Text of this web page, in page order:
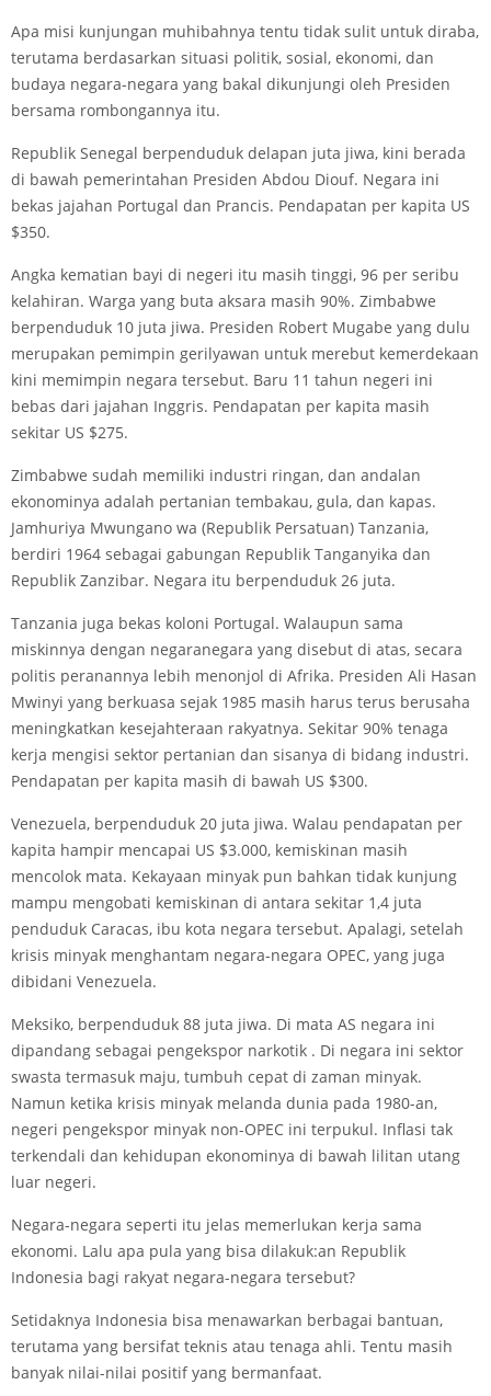
Apa misi kunjungan muhibahnya tentu tidak sulit untuk diraba,
terutama berdasarkan situasi politik, sosial, ekonomi, dan
budaya negara-negara yang bakal dikunjungi oleh Presiden
bersama rombongannya itu.
Republik Senegal berpenduduk delapan juta jiwa, kini berada
di bawah pemerintahan Presiden Abdou Diouf. Negara ini
bekas jajahan Portugal dan Prancis. Pendapatan per kapita US
$350.
Angka kematian bayi di negeri itu masih tinggi, 96 per seribu
kelahiran. Warga yang buta aksara masih 90%. Zimbabwe
berpenduduk 10 juta jiwa. Presiden Robert Mugabe yang dulu
merupakan pemimpin gerilyawan untuk merebut kemerdekaan
kini memimpin negara tersebut. Baru 11 tahun negeri ini
bebas dari jajahan Inggris. Pendapatan per kapita masih
sekitar US $275.
Zimbabwe sudah memiliki industri ringan, dan andalan
ekonominya adalah pertanian tembakau, gula, dan kapas.
Jamhuriya Mwungano wa (Republik Persatuan) Tanzania,
berdiri 1964 sebagai gabungan Republik Tanganyika dan
Republik Zanzibar. Negara itu berpenduduk 26 juta.
Tanzania juga bekas koloni Portugal. Walaupun sama
miskinnya dengan negara­negara yang disebut di atas, secara
politis peranannya lebih menonjol di Afrika. Presiden Ali Hasan
Mwinyi yang berkuasa sejak 1985 masih harus terus berusaha
meningkatkan kesejahteraan rakyatnya. Sekitar 90% tenaga
kerja mengisi sektor pertanian dan sisanya di bidang industri.
Pendapatan per kapita masih di bawah US $300.
Venezuela, berpenduduk 20 juta jiwa. Walau pendapatan per
kapita hampir mencapai US $3.000, kemiskinan masih
mencolok mata. Kekayaan minyak pun bahkan tidak kunjung
mampu mengobati kemiskinan di antara sekitar 1,4 juta
penduduk Caracas, ibu kota negara tersebut. Apalagi, setelah
krisis minyak menghantam negara-negara OPEC, yang juga
dibidani Venezuela.
Meksiko, berpenduduk 88 juta jiwa. Di mata AS negara ini
dipandang sebagai pengekspor narkotik . Di negara ini sektor
swasta termasuk maju, tumbuh cepat di zaman minyak.
Namun ketika krisis minyak melanda dunia pada 1980-an,
negeri pengekspor minyak non-OPEC ini terpukul. Inflasi tak
terkendali dan kehidupan ekonominya di bawah lilitan utang
luar negeri.
Negara-negara seperti itu jelas memerlukan kerja sama
ekonomi. Lalu apa pula yang bisa dilakuk:an Republik
Indonesia bagi rakyat negara-negara tersebut?
Setidaknya Indonesia bisa menawarkan berbagai bantuan,
terutama yang bersifat teknis atau tenaga ahli. Tentu masih
banyak nilai-nilai positif yang bermanfaat.